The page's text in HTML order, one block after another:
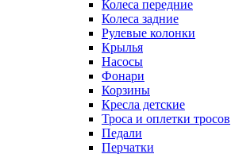
Колеса передние
Колеса задние
Рулевые колонки
Крылья
Насосы
Фонари
Корзины
Кресла детские
Троса и оплетки тросов
Педали
Перчатки